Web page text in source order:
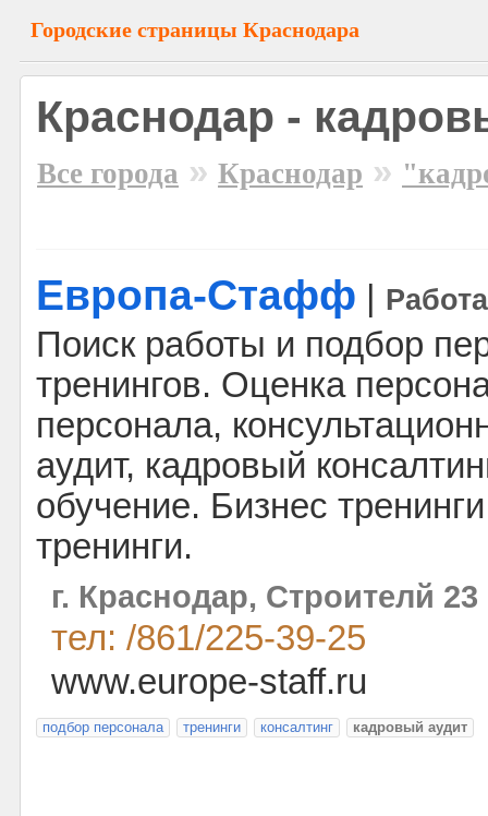
Городские страницы Краснодара
Краснодар -
Все города » Краснодар »
Европа-Стафф Работа
Поиск работы и подбор
тренингов. Оценка
персонала,
аудит, кадровый
обучение. Бизнес
тренинги.
г. Краснодар, Строителй 23
тел: /861/225-39-25
www.europe-staff.ru
подбор персонала тренинги консалтинг кадровый аудит